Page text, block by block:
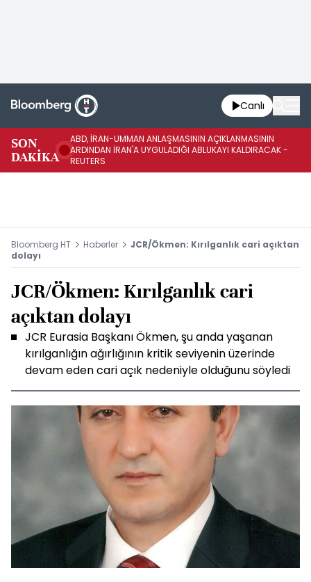
Canlı
SON
DAKİKA
ABD, İRAN-UMMAN ANLAŞMASININ AÇIKLANMASININ
ARDINDAN İRAN'A UYGULADIĞI ABLUKAYI KALDIRACAK -
REUTERS
Bloomberg HT Haberler
JCR/Ökmen: Kırılganlık cari açıktan
dolayı
JCR/Ökmen: Kırılganlık cari
açıktan dolayı
JCR Eurasia Başkanı Ökmen, şu anda yaşanan
kırılganlığın ağırlığının kritik seviyenin üzerinde
devam eden cari açık nedeniyle olduğunu söyledi